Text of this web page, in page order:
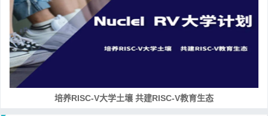
RISC-V处理器设计系列课程